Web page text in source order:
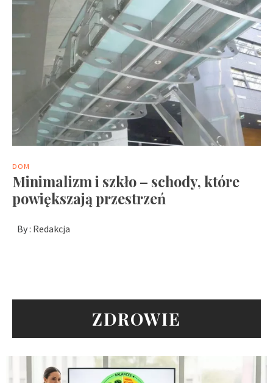
DOM
Minimalizm i szkło – schody, które
powiększają przestrzeń
By : Redakcja
ZDROWIE